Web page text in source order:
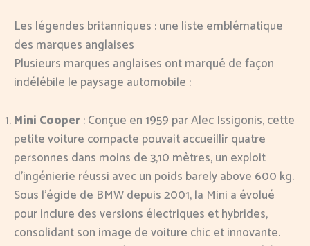
Les légendes britanniques : une liste emblématique
des marques anglaises
Plusieurs marques anglaises ont marqué de façon
indélébile le paysage automobile :
Mini Cooper: Conçue en 1959 par Alec Issigonis, cette
petite voiture compacte pouvait accueillir quatre
personnes dans moins de 3,10 mètres, un exploit
d’ingénierie réussi avec un poids barely above 600 kg.
Sous l’égide de BMW depuis 2001, la Mini a évolué
pour inclure des versions électriques et hybrides,
consolidant son image de voiture chic et innovante.